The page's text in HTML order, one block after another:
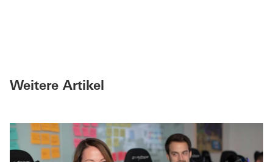
Weitere Artikel